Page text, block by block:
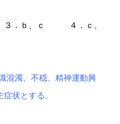
．ｂ、ｃ ４．ｃ、
濁、不穏、精神運動興
状とする。